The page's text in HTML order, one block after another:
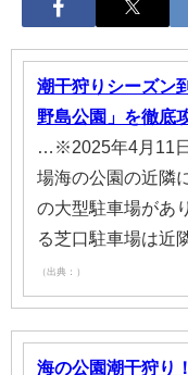
潮干狩りシーズン
野島公園」を徹底
…※2025年4月11
場海の公園の近隣
の大型駐車場があ
る芝口駐車場は近
（出典：）
海の公園潮干狩り